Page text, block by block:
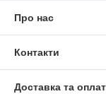
Про нас
Контакти
Доставка та